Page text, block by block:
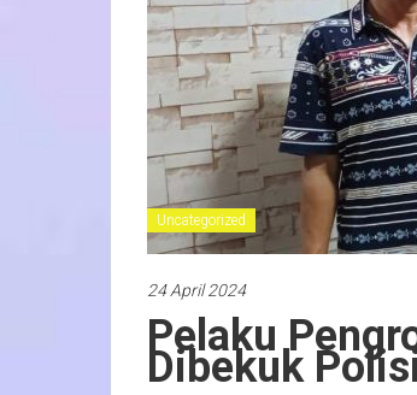
Uncategorized
24 April 2024
Pelaku
Dibekuk